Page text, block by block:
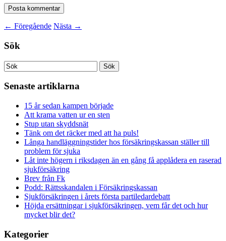
← Föregående Nästa →
Sök
Senaste artiklarna
15 år sedan kampen började
Att krama vatten ur en sten
Stup utan skyddsnät
Tänk om det räcker med att ha puls!
Långa handläggningstider hos försäkringskassan ställer till
problem för sjuka
Låt inte högern i riksdagen än en gång få applådera en raserad
sjukförsäkring
Brev från Fk
Podd: Rättsskandalen i Försäkringskassan
Sjukförsäkringen i årets första partiledardebatt
Höjda ersättningar i sjukförsäkringen, vem får det och hur
mycket blir det?
Kategorier